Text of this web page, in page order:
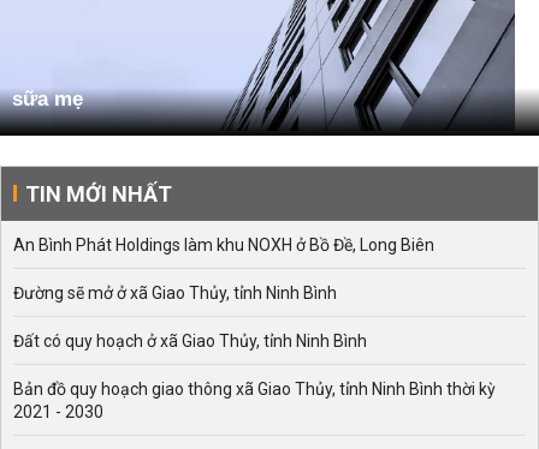
sữa mẹ
TIN MỚI NHẤT
An Bình Phát Holdings làm khu NOXH ở Bồ Đề, Long Biên
Đường sẽ mở ở xã Giao Thủy, tỉnh Ninh Bình
Đất có quy hoạch ở xã Giao Thủy, tỉnh Ninh Bình
Bản đồ quy hoạch giao thông xã Giao Thủy, tỉnh Ninh Bình thời kỳ
2021 - 2030